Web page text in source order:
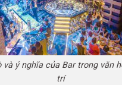
và ý nghĩa của Bar trong văn
trí